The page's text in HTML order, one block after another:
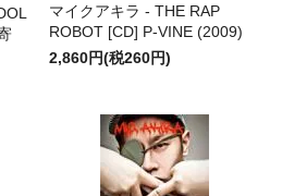
マイクアキラ - THE RAP
ROBOT [CD] P-VINE (2009)
2,860円(税260円)